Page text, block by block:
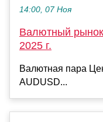
14:00, 07 Ноя
Валютный
2025 г.
Валютная пара
AUDUSD...